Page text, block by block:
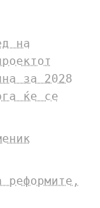
на
за 2028
ќе се
реформите,